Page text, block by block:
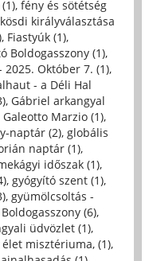
, fény és sötétség
királyválasztása
, Fiastyúk (1),
Boldogasszony (1),
Október 7. (1),
- a Déli Hal
, Gábriel arkangyal
Galeotto Marzio (1),
naptár (2), globális
naptár (1),
időszak (1),
, gyógyító szent (1),
, gyümölcsoltás -
(6),
üdvözlet (1),
misztériuma, (1),